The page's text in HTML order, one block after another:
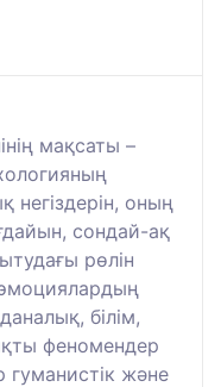
мақсаты –
негіздерін, оның
сондай-ақ
рөлін
эмоциялардың
білім,
феномендер
және